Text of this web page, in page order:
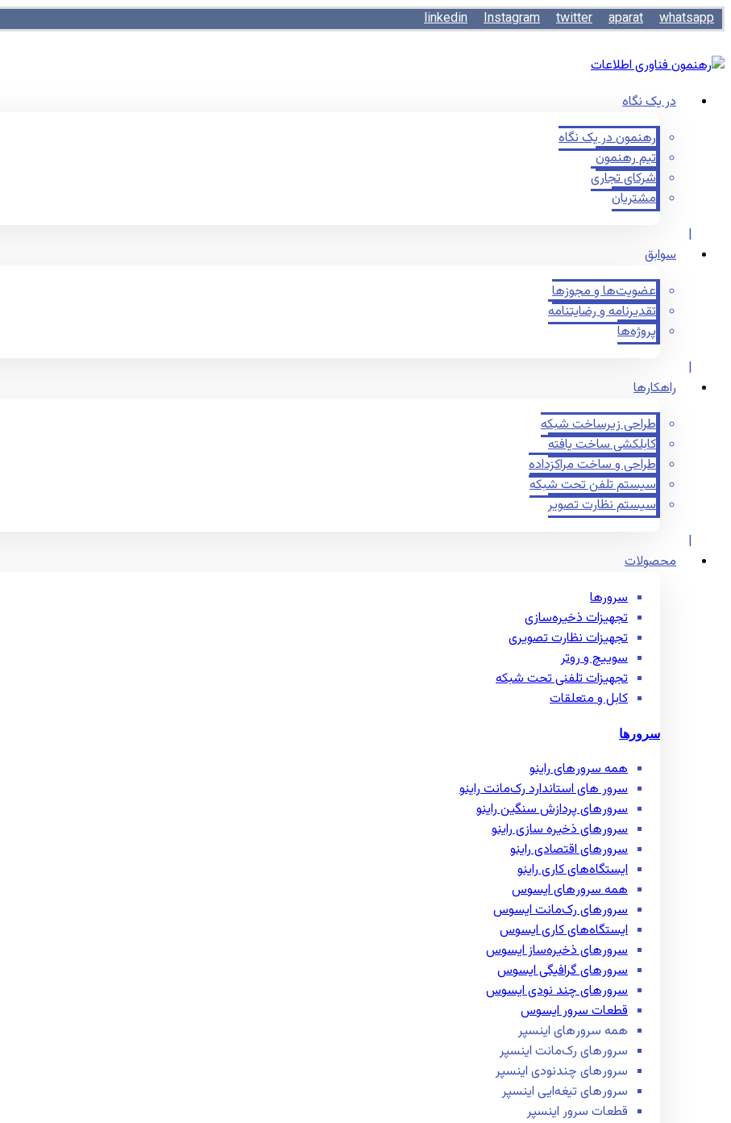
linkedin Instagram twitter aparat whatsapp
در یک نگاه
رهنمون در یک نگاه
تیم رهنمون
شرکای تجاری
مشتریان
سوابق
عضویت‌ها و مجوزها
تقدیرنامه و رضایتنامه
پروژه‌ها
راهکارها
طراحی زیرساخت شبکه
کابلکشی ساخت یافته
طراحی و ساخت مراکزداده
سیستم تلفن تحت شبکه
سیستم نظارت تصویر
محصولات
سرورها
تجهیزات ذخیره‌سازی
تجهیزات نظارت تصویری
سوییچ و روتر
تجهیزات تلفنی تحت شبکه
کابل و متعلقات
سرورها
همه سرور‌های راینو
سرور ‌های استاندارد رک‌مانت راینو
سرور‌های پردازش سنگین راینو
سرور‌های ذخیره سازی راینو
سرور‌های اقتصادی راینو
ایستگاه‌های کاری راینو
همه سرور‌های ایسوس
سرور‌های رک‌مانت ایسوس
ایستگاه‌های کاری ایسوس
سرور‌های ذخیره‌ساز ایسوس
سرور‌های گرافیگی ایسوس
سرور‌های چند نودی ایسوس
قطعات سرور ایسوس
همه سرور‌های اینسپر
سرور‌های رک‌مانت اینسپر
سرور‌های چند‌نودی اینسپر
سرور‌های تیغه‌ایی اینسپر
قطعات سرور اینسپر